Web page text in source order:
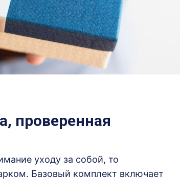
проверенная
уходу за собой, то
Базовый комплект включает